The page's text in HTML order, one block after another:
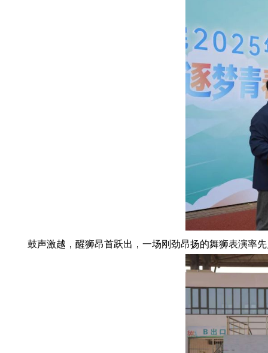
鼓声激越，醒狮昂首跃出，一场刚劲昂扬的舞狮表演率